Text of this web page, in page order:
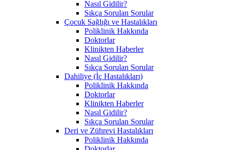
Nasıl Gidilir?
Sıkça Sorulan Sorular
Çocuk Sağlığı ve Hastalıkları
Poliklinik Hakkında
Doktorlar
Klinikten Haberler
Nasıl Gidilir?
Sıkça Sorulan Sorular
Dahiliye (İç Hastalıkları)
Poliklinik Hakkında
Doktorlar
Klinikten Haberler
Nasıl Gidilir?
Sıkça Sorulan Sorular
Deri ve Zührevi Hastalıkları
Poliklinik Hakkında